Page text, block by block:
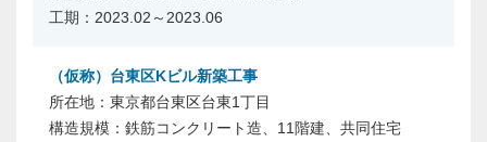
2023.02～2023.06
（仮称）台東区Kビル新築工事
東京都台東区台東1丁目
鉄筋コンクリート造、11階建、共同住宅